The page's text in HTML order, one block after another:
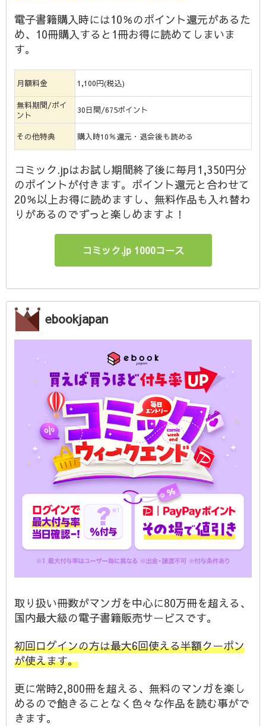
電子書籍購入時には10％のポイント還元があるた
め、10冊購入すると1冊お得に読めてしまいま
す。
月額料金 1,100円(税込)
無料期間/ポイ
ント
30日間/675ポイント
その他特典 購入時10％還元・退会後も読める
コミック.jpはお試し期間終了後に毎月1,350円分
のポイントが付きます。ポイント還元と合わせて
20％以上お得に読めますし、無料作品も入れ替わ
りがあるのでずっと楽しめますよ！
コミック.jp 1000コース
ebookjapan
取り扱い冊数がマンガを中心に80万冊を超える、
国内最大級の電子書籍販売サービスです。
初回ログインの方は最大6回使える半額クーポン
が使えます。
更に常時2,800冊を超える、無料のマンガを楽し
めるので飽きることなく色々な作品を読む事がで
きます。